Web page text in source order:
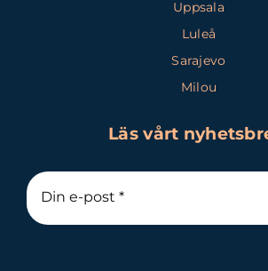
Uppsala
Luleå
Sarajevo
Milou
Läs vårt